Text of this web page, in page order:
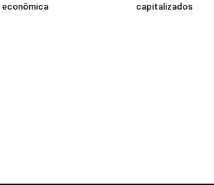
econômica
capitalizados